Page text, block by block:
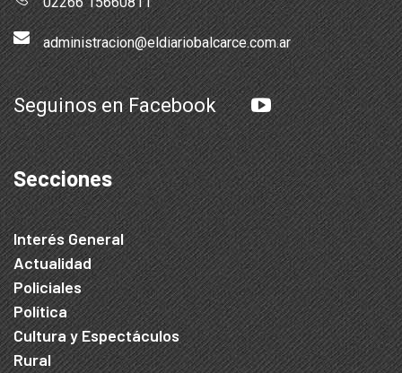
administracion@eldiariobalcarce.com.ar
Seguinos en Facebook
Secciones
Interés General
Actualidad
Policiales
Política
Cultura y Espectáculos
Rural